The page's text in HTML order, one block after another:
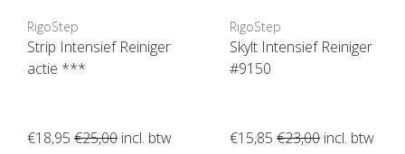
RigoStep
Strip Intensief Reiniger
actie ***
€18,95 €25,00 incl. btw
RigoStep
Skylt Intensief Reiniger
#9150
€15,85 €23,00 incl. btw